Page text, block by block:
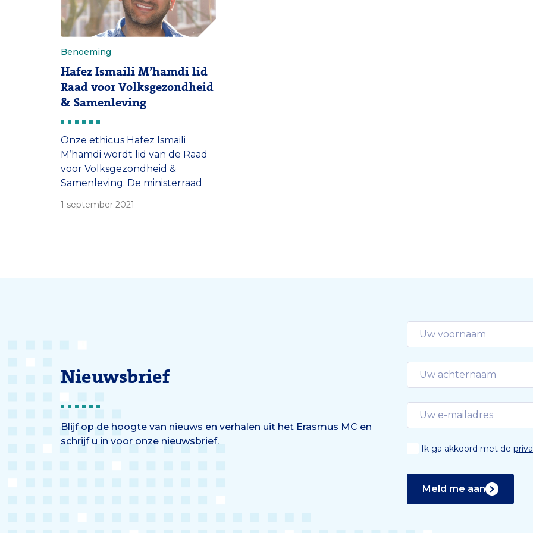
Benoeming
Hafez Ismaili M’hamdi lid
Raad voor Volksgezondheid
& Samenleving
Onze ethicus Hafez Ismaili
M’hamdi wordt lid van de Raad
voor Volksgezondheid &
Samenleving. De ministerraad
voorgedragen.
1 september 2021
Nieuwsbrief
Blijf op de hoogte van nieuws en verhalen uit het Erasmus MC en
schrijf u in voor onze nieuwsbrief.
Ik ga akkoord met de
Meld me aan